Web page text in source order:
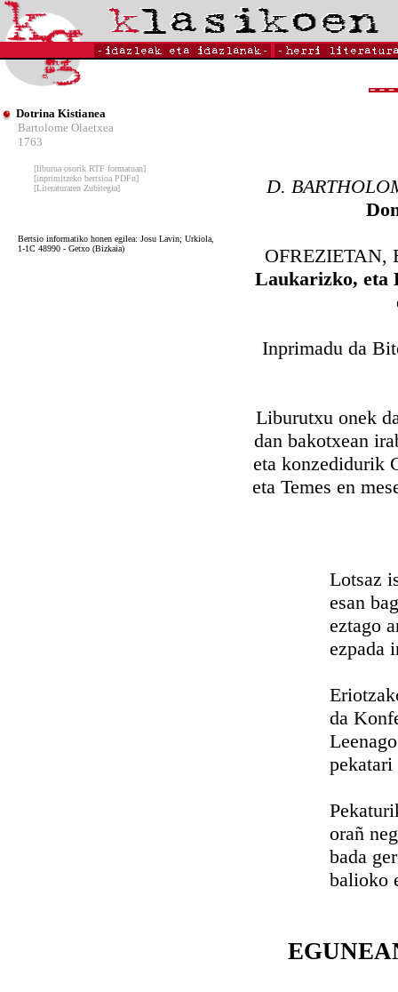
Dotrina Kistianea
Bartolome Olaetxea
1763
[liburua osorik RTF formatuan]
[inprimitzeko bertsioa PDFn]
[Literaturaren Zubitegia]
Bertsio informatiko honen egilea: Josu Lavin; Urkiola,
1-1C 48990 - Getxo (Bizkaia)
D.
OFREZIETAN,
Laukarizko, eta
Inprimadu da
Liburutxu onek
dan bakotxean
eta konzedidurik
eta Temes en
Lotsaz
esan baga
eztago
ezpada
Eriotzako
da
Leenago
pekatari
Pekaturik
orañ negar
bada
balioko